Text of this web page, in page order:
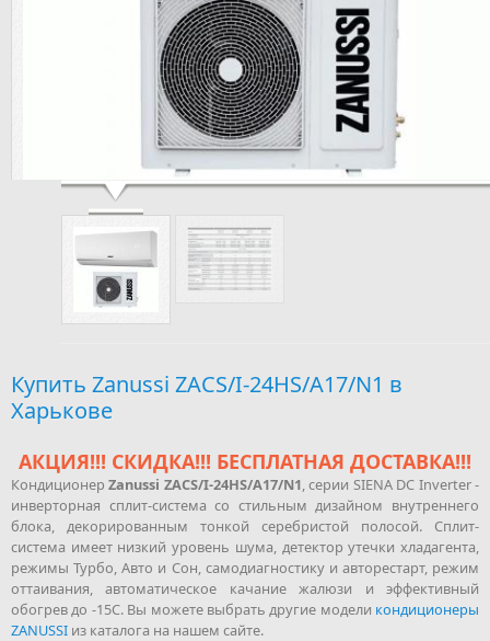
Zanussi ZACS/I-24HS/A17/N1
Купить Zanussi ZACS/I-24HS/A17/N1 в
Харькове
АКЦИЯ!!! СКИДКА!!! БЕСПЛАТНАЯ ДОСТАВКА!!!
КондиционерZanussi ZACS/I-24HS/A17/N1 , серии SIENA DC Inverter -
инверторная сплит-система со стильным дизайном внутреннего
блока, декорированным тонкой серебристой полосой. Сплит-
система имеет низкий уровень шума, детектор утечки хладагента,
режимы Турбо, Авто и Сон, самодиагностику и авторестарт, режим
оттаивания, автоматическое качание жалюзи и эффективный
обогрев до -15С. Вы можете выбрать другие модели кондиционеры
ZANUSSI из каталога на нашем сайте.